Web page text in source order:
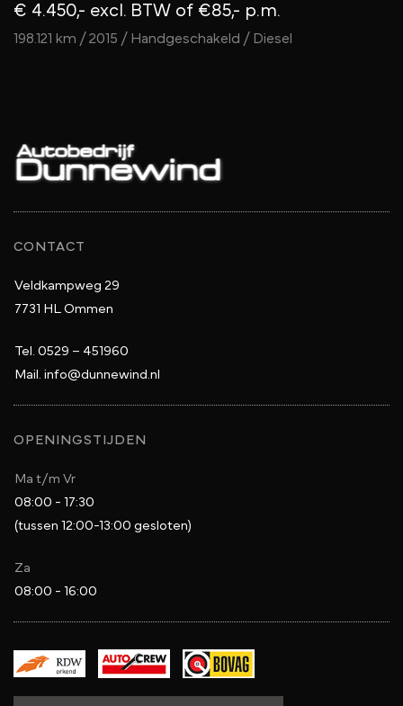
€ 4.450,- excl. BTW of €85,- p.m.
198.121 km / 2015 / Handgeschakeld / Diesel
CONTACT
Veldkampweg 29
7731 HL Ommen
Tel. 0529 – 451960
Mail. info@dunnewind.nl
OPENINGSTIJDEN
Ma t/m Vr
08:00 - 17:30
(tussen 12:00-13:00 gesloten)
Za
08:00 - 16:00